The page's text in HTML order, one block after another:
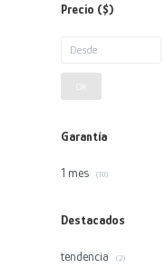
Precio ($)
Garantía
1 mes (10)
Destacados
tendencia (2)